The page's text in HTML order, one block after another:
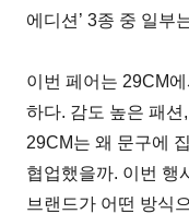
에디션’ 3종 중 일부
이번 페어는 29CM에
하다. 감도 높은 패
29CM는 왜 문구에
협업했을까. 이번 행
브랜드가 어떤 방식